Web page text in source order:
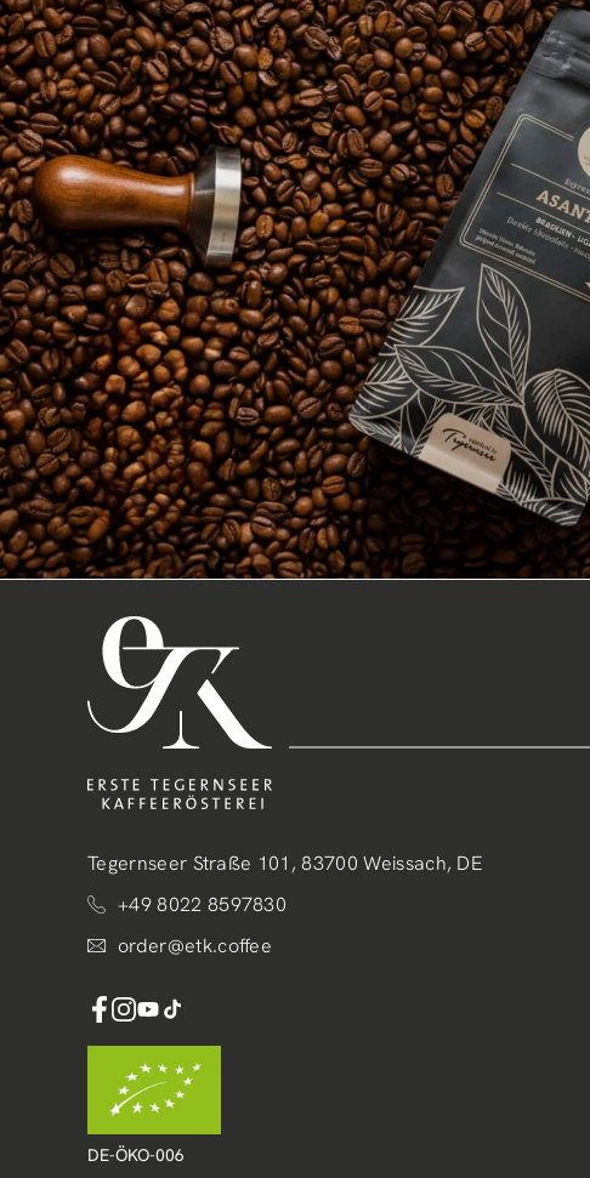
Tegernseer Straße 101, 83700 Weissach, DE
+49 8022 8597830
order@etk.coffee
Facebook
Instagram
YouTube
TikTok
DE-ÖKO-006